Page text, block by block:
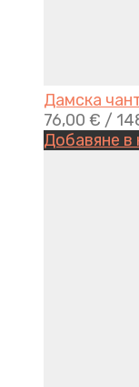
Дамска
76,00 € /
Добавяне в